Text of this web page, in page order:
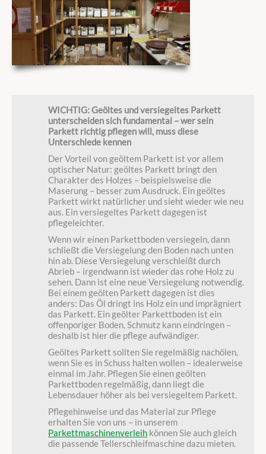
WICHTIG: Geöltes und versiegeltes Parkett
unterscheiden sich fundamental – wer sein
Parkett richtig pflegen will, muss diese
Unterschiede kennen
Der Vorteil von geöltem Parkett ist vor allem
optischer Natur: geöltes Parkett bringt den
Charakter des Holzes – beispielsweise die
Maserung – besser zum Ausdruck. Ein geöltes
Parkett wirkt natürlicher und sieht wieder wie neu
aus. Ein versiegeltes Parkett dagegen ist
pflegeleichter.
Wenn wir einen Parkettboden versiegeln, dann
schließt die Versiegelung den Boden nach unten
hin ab. Diese Versiegelung verschleißt durch
Abrieb – irgendwann ist wieder das rohe Holz zu
sehen. Dann ist eine neue Versiegelung notwendig.
Bei einem geölten Parkett dagegen ist dies
anders: Das Öl dringt ins Holz ein und imprägniert
das Parkett. Ein geölter Parkettboden ist ein
offenporiger Boden, Schmutz kann eindringen –
deshalb ist hier die pflege aufwändiger.
Geöltes Parkett sollten Sie regelmäßig nachölen,
wenn Sie es in Schuss halten wollen – idealerweise
einmal im Jahr. Pflegen Sie einen geölten
Parkettboden regelmäßig, dann liegt die
Lebensdauer höher als bei versiegeltem Parkett.
Pflegehinweise und das Material zur Pflege
erhalten Sie von uns – in unserem
Parkettmaschinenverleih können Sie auch gleich
die passende Tellerschleifmaschine dazu mieten.